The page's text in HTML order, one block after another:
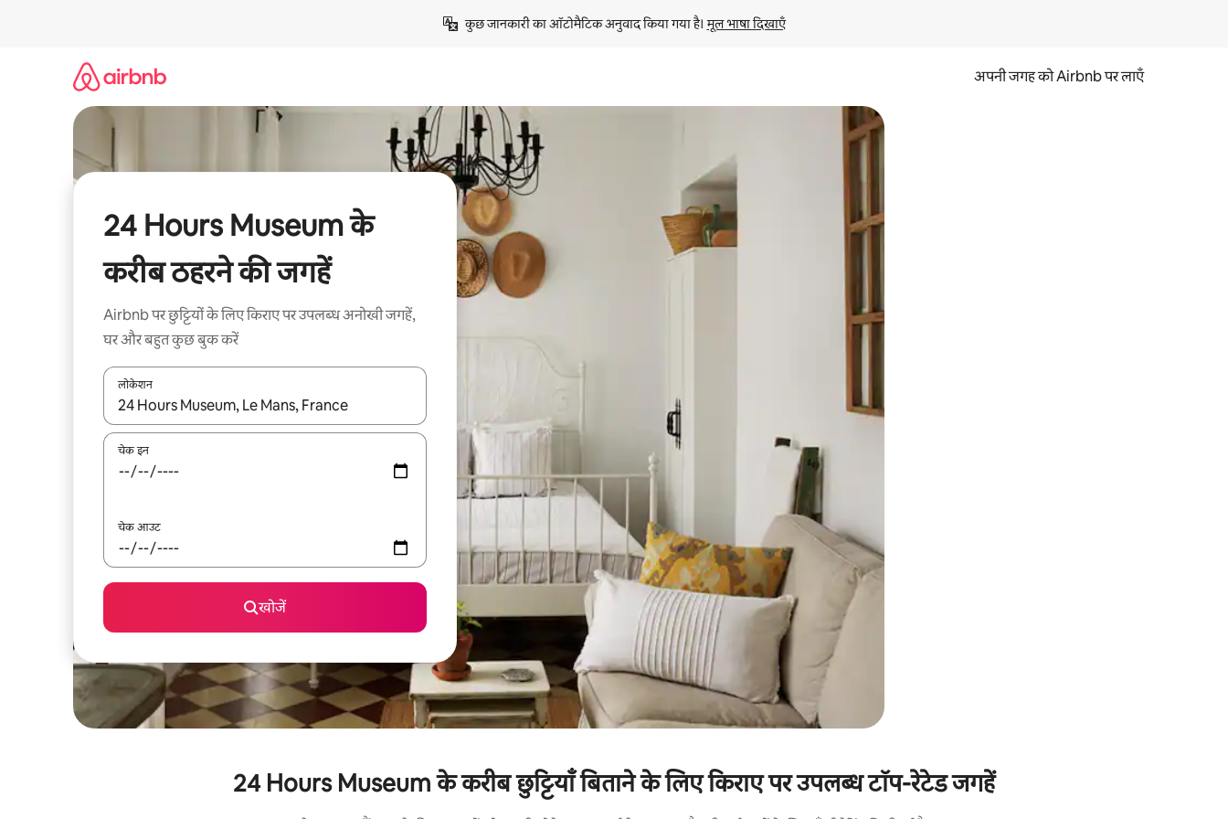
कुछ जानकारी का ऑटोमैटिक अनुवाद किया गया है। मूल भाषा दिखाएँ
अपनी जगह को Airbnb पर लाएँ
24 Hours Museum के
करीब ठहरने की जगहें
Airbnb पर छुट्टियों के लिए किराए पर उपलब्ध अनोखी जगहें,
घर और बहुत कुछ बुक करें
लोकेशन
नतीजों के उपलब्ध होने पर, अप और डाउन 'ऐरो की' का इस्तेमाल करके नेविगेट करें या टच या फिर स्वाइप जेस्चर का इस्तेमाल करके एक्सप्लोर करें।
चेक इन
चेक आउट
खोजें
24 Hours Museum के करीब छुट्टियाँ बिताने के लिए किराए पर उपलब्ध टॉप-रेटेड जगहें